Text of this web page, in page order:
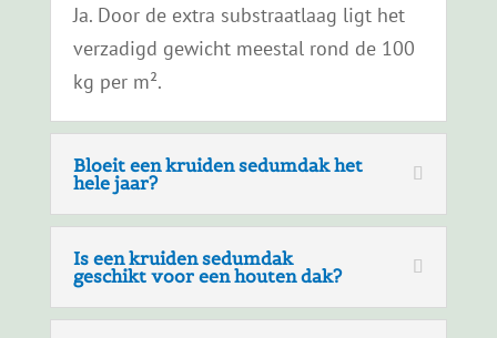
Ja. Door de extra substraatlaag ligt het
verzadigd gewicht meestal rond de 100
kg per m².
Bloeit een kruiden sedumdak het
hele jaar?
Is een kruiden sedumdak
geschikt voor een houten dak?